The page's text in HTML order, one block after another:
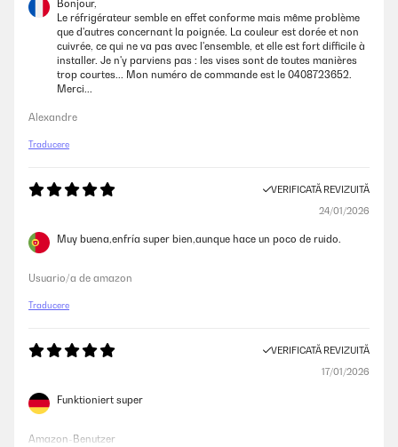
Bonjour,
Le réfrigérateur semble en effet conforme mais même problème
que d'autres concernant la poignée. La couleur est dorée et non
cuivrée, ce qui ne va pas avec l'ensemble, et elle est fort difficile à
installer. Je n'y parviens pas : les vises sont de toutes manières
trop courtes... Mon numéro de commande est le 0408723652.
Merci...
Alexandre
Traducere
VERIFICATĂ REVIZUITĂ
24/01/2026
Muy buena,enfría super bien,aunque hace un poco de ruido.
Usuario/a de amazon
Traducere
VERIFICATĂ REVIZUITĂ
17/01/2026
Funktioniert super
Amazon-Benutzer